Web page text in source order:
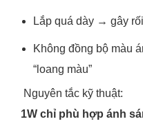
Lắp quá dày → gây
Không đồng bộ màu
“loang màu”
Nguyên tắc kỹ thuật:
1W chỉ phù hợp ánh